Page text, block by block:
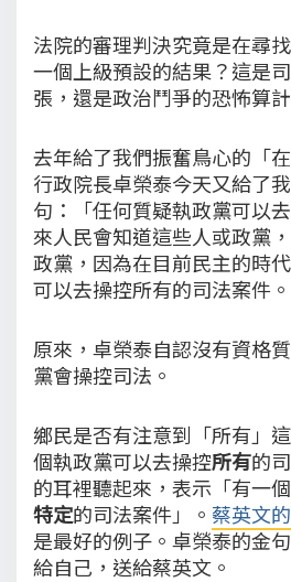
法院的審理判決究竟是在尋
一個上級預設的結果？這是
張，還是政治鬥爭的恐怖算
去年給了我們振奮鳥心的「
行政院長卓榮泰今天又給了
句：「任何質疑執政黨可以
來人民會知道這些人或政黨
政黨，因為在目前民主的時
可以去操控所有的司法案件。
原來，卓榮泰自認沒有資格
黨會操控司法。
鄉民是否有注意到「所有」
個執政黨可以去操控所有的
的耳裡聽起來，表示「有一
特定的司法案件」。 蔡英文
是最好的例子。卓榮泰的金
給自己，送給蔡英文。